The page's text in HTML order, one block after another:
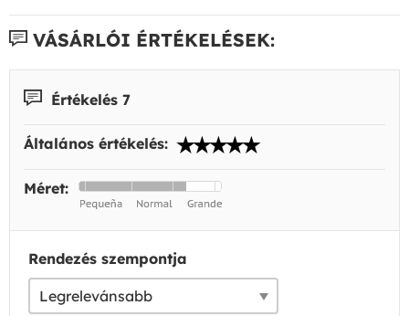
VÁSÁRLÓI ÉRTÉKELÉSEK:
Értékelés 7
Általános értékelés:
Méret:
Rendezés szempontja